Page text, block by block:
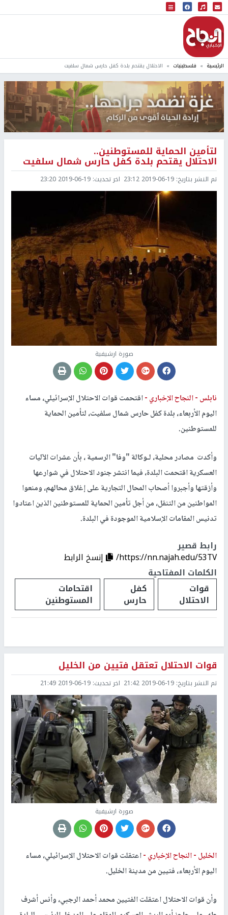
البث المباشر
إذاعة النجاح
الرئيسية فلسطينيات الاحتلال يقتحم بلدة كفل حارس شمال سلفيت
لتأمين الحماية للمستوطنين..
الاحتلال يقتحم بلدة كفل حارس شمال سلفيت
تم النشر بتاريخ: 2019-06-19 23:12 اخر تحديث: 2019-06-19 23:20
صورة ارشيفية
نابلس -النجاح الإخباري -اقتحمت قوات الاحتلال الإسرائيلي، مساء
اليوم الأربعاء، بلدة كفل حارس شمال سلفيت، لتأمين الحماية
للمستوطنين.
وأكدت مصادر محلية، لـوكالة "وفا" الرسمية ، بأن عشرات الآليات
العسكرية اقتحمت البلدة، فيما انتشر جنود الاحتلال في شوارعها
وأزقتها وأجبروا أصحاب المحال التجارية على إغلاق محالهم، ومنعوا
المواطنين من التنقل، من أجل تأمين الحماية للمستوطنين الذين اعتادوا
تدنيس المقامات الإسلامية الموجودة في البلدة.
رابط قصير
https://nn.najah.edu/53TV/
إنسخ الرابط
الكلمات المفتاحية
قوات
الاحتلال
كفل
حارس
اقتحامات
المستوطنين
قوات الاحتلال تعتقل فتيين من الخليل
تم النشر بتاريخ: 2019-06-19 21:42 اخر تحديث: 2019-06-19 21:49
صورة ارشيفية
الخليل -النجاح الإخباري -اعتقلت قوات الاحتلال الإسرائيلي، مساء
اليوم الأربعاء، فتيين من مدينة الخليل.
وأن قوات الاحتلال اعتقلت الفتيين محمد أحمد الرجبي، وأنس أشرف